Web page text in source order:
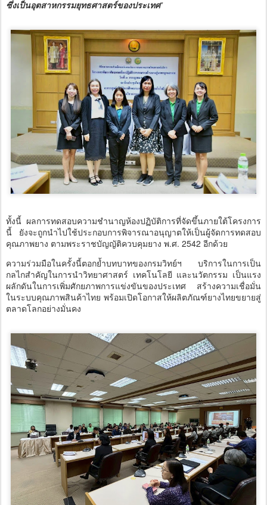
ซึ่งเป็นอุตสาหกรรมยุทธศาสตร์ของประเทศ”
ทั้งนี้ ผลการทดสอบความชำนาญห้องปฏิบัติการที่จัดขึ้นภายใต้โครงการ
นี้ ยังจะถูกนำไปใช้ประกอบการพิจารณาอนุญาตให้เป็นผู้จัดการทดสอบ
คุณภาพยาง ตามพระราชบัญญัติควบคุมยาง พ.ศ. 2542 อีกด้วย
ความร่วมมือในครั้งนี้ตอกย้ำบทบาทของกรมวิทย์ฯ บริการในการเป็น
กลไกสำคัญในการนำวิทยาศาสตร์ เทคโนโลยี และนวัตกรรม เป็นแรง
ผลักดันในการเพิ่มศักยภาพการแข่งขันของประเทศ สร้างความเชื่อมั่น
ในระบบคุณภาพสินค้าไทย พร้อมเปิดโอกาสให้ผลิตภัณฑ์ยางไทยขยายสู่
ตลาดโลกอย่างมั่นคง